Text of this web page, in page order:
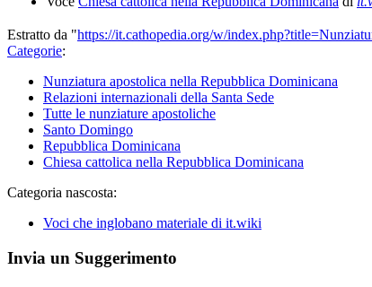
Estratto da "https://it.cathopedia.org/w/
Categorie:
Nunziatura apostolica nella Repubblica Dominicana
Relazioni internazionali della Santa Sede
Tutte le nunziature apostoliche
Santo Domingo
Repubblica Dominicana
Chiesa cattolica nella Repubblica Dominicana
Categoria nascosta:
Voci che inglobano materiale di it.wiki
Invia un Suggerimento